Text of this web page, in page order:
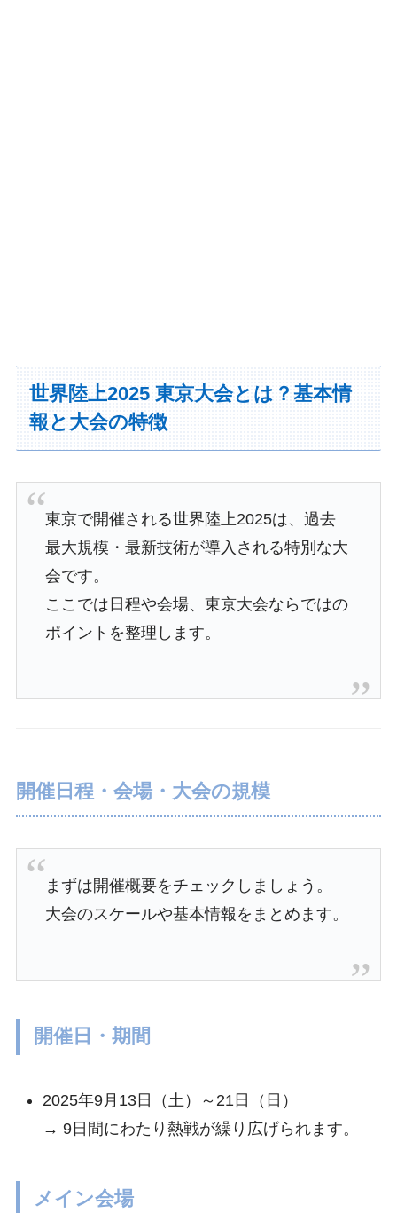
世界陸上2025 東京大会とは？基本情
報と大会の特徴
東京で開催される世界陸上2025は、過去
最大規模・最新技術が導入される特別な大
会です。
ここでは日程や会場、東京大会ならではの
ポイントを整理します。
開催日程・会場・大会の規模
まずは開催概要をチェックしましょう。
大会のスケールや基本情報をまとめます。
開催日・期間
2025年9月13日（土）～21日（日）
→ 9日間にわたり熱戦が繰り広げられます。
メイン会場